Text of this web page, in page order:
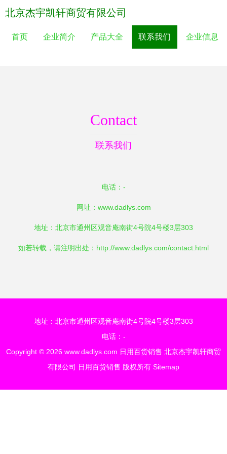
北京杰宇凯轩商贸有限公司
首页 企业简介 产品大全 联系我们 企业信息
Contact
联系我们
电话：-
网址： www.dadlys.com
地址：北京市通州区观音庵南街4号院4号楼3层303
如若转载，请注明出处：http://www.dadlys.com/contact.html
地址：北京市通州区观音庵南街4号院4号楼3层303
电话：-
Copyright © 2026 www.dadlys.com 日用百货销售 北京杰宇凯轩商贸
有限公司 日用百货销售 版权所有 Sitemap